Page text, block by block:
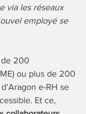
via les réseaux
employé se
de 200
ou plus de 200
e-RH se
Et ce,